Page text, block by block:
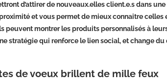
d’attirer de nouveaux.elles client.e.s dans
et vous permet de mieux connaitre
peuvent montrer les produits personnalisés à
stratégie qui renforce le lien social, et change
de voeux brillent de mille feux